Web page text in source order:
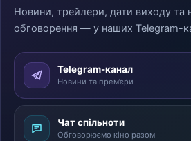
Новини, трейлери, дати виходу та
обговорення — у наших Telegram-
Telegram-канал
Новини та прем’єри
Чат спільноти
Обговорюємо кіно разом